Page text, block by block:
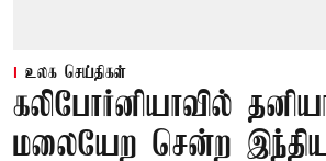
உலக செய்திகள்
கலிபோர்னியாவில்
மலையேற சென்ற